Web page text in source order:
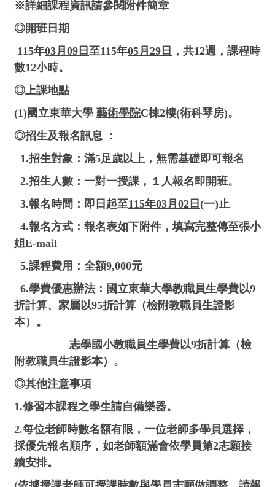
※詳細課程資訊請參閱附件簡章
◎開班日期
115年03月09日 至115年05月29日 ，共12週，課程時
數12小時。
◎上課地點
(1)國立東華大學 藝術學院C棟2樓(術科琴房)。
◎招生及報名訊息 ：
1.招生對象：滿5足歲以上，無需基礎即可報名
2.招生人數：一對一授課，１人報名即開班。
3.報名時間：即日起至115年03月02日 (一)止
4.報名方式：報名表如下附件，填寫完整傳至張小
姐E-mail
5.課程費用：全額9,000元
6.學費優惠辦法：國立東華大學教職員生學費以9
折計算、家屬以95折計算（檢附教職員生證影
本）。
志學國小教職員生學費以9折計算（檢
附教職員生證影本）。
◎其他注意事項
1.修習本課程之學生請自備樂器。
2.每位老師時數名額有限，一位老師多學員選擇，
採優先報名順序 ，如老師額滿會依學員第2志願接
續安排。